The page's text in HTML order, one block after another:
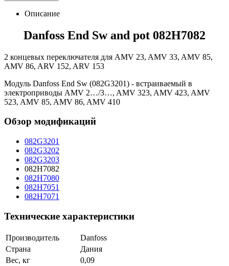
Описание
Danfoss End Sw and pot 082H7082
2 концевых переключателя для AMV 23, AMV 33, AMV 85,
AMV 86, ARV 152, ARV 153
Модуль Danfoss End Sw (082G3201) - встраиваемый в
электроприводы AMV 2…/3…, AMV 323, AMV 423, AMV
523, AMV 85, AMV 86, AMV 410
Обзор модификаций
082G3201
082G3202
082G3203
082H7082
082H7080
082H7051
082H7071
Технические характеристики
Производитель
Danfoss
Страна
Дания
Вес, кг
0,09